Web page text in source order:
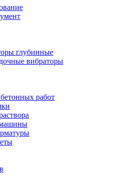
глубинные
вибраторы
работ